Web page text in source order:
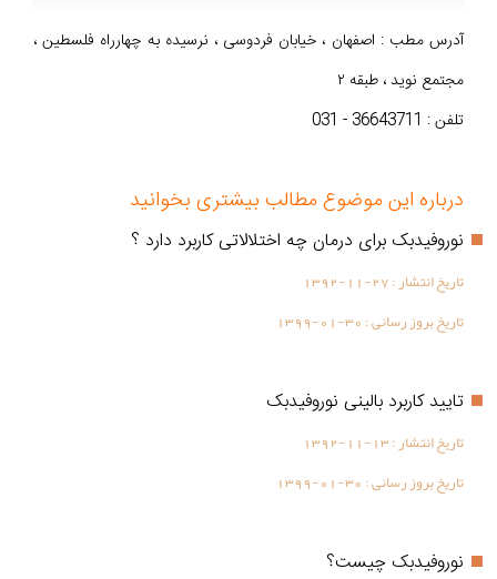
آدرس مطب : اصفهان ، خیابان فردوسی ، نرسیده به چهارراه فلسطین ،
مجتمع نوید ، طبقه ۲
تلفن : 36643711 - 031
درباره این موضوع مطالب بیشتری بخوانید
نوروفیدبک برای درمان چه اختلالاتی کاربرد دارد ؟
تاریخ انتشار :1392-11-27
تاریخ بروز رسانی :1399-01-30
تایید کاربرد بالینی نوروفیدبک
تاریخ انتشار :1392-11-13
تاریخ بروز رسانی :1399-01-30
نوروفیدبک چیست؟